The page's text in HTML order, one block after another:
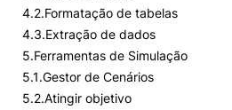
4.2.Formatação de tabelas
4.3.Extração de dados
5.Ferramentas de Simulação
5.1.Gestor de Cenários
5.2.Atingir objetivo